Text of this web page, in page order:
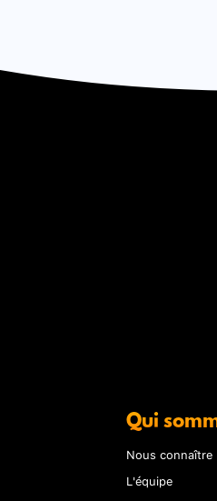
Qui
Nous connaître
L'équipe